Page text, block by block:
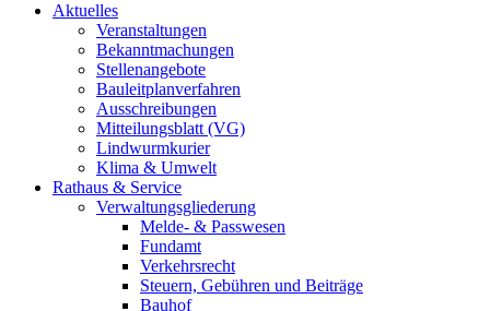
Aktuelles
Veranstaltungen
Bekanntmachungen
Stellenangebote
Bauleitplanverfahren
Ausschreibungen
Mitteilungsblatt (VG)
Lindwurmkurier
Klima & Umwelt
Rathaus & Service
Verwaltungsgliederung
Melde- & Passwesen
Fundamt
Verkehrsrecht
Steuern, Gebühren und Beiträge
Bauhof